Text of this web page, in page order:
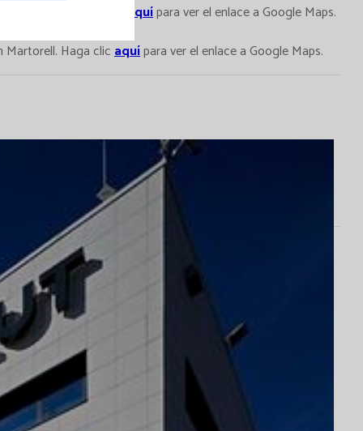
Terrassa. Haga clic aquípara ver el enlace a Google Maps.
Martorell. Haga clicaquípara ver el enlace a Google Maps.